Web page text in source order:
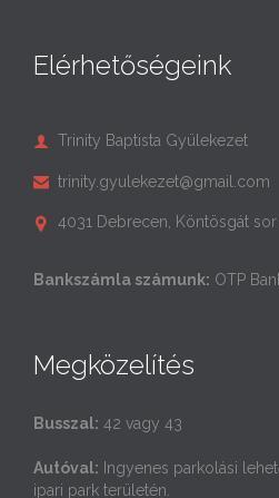
Elérhetőségeink
 Trinity Baptista Gyülekezet
 trinity.gyulekezet@gmail.com
 4031 Debrecen, Köntösgát sor
Bankszámla számunk: OTP
Megközelítés
Busszal: 42 vagy 43
Autóval: Ingyenes parkolási
ipari park területén.